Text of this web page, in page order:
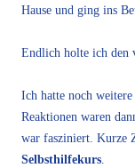
Hause und ging ins
Endlich holte ich den
Ich hatte noch
Reaktionen waren
war fasziniert. Kurze
Selbsthilfekurs.